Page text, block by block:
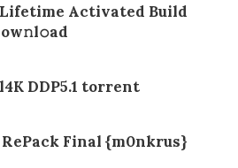
Lifetime Activated Build
DDP5.1 torrent
Final {m0nkrus}